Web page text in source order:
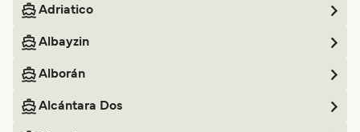
Adriatico
Albayzin
Alborán
Alcántara Dos